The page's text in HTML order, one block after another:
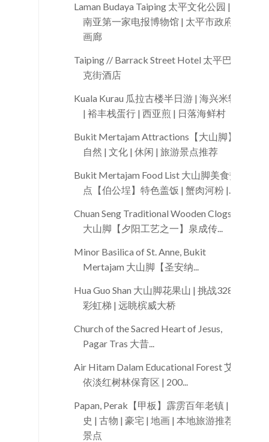
Laman Budaya Taiping 太平文化公园 | 东
南亚第一家电报博物馆 | 太平市政府
画廊
Taiping // Barrack Street Hotel 太平巴拉
克街酒店
Kuala Kurau 瓜拉古楼半日游 | 海兴米较
| 裕丰栈蛋行 | 西亚煎 | 日落海鲜村
Bukit Mertajam Attractions【大山脚】
自然 | 文化 | 休闲 | 旅游景点推荐
Bukit Mertajam Food List 大山脚美食热
点【伯公埕】特色盖饭 | 蟹肉河粉 |...
Chuan Seng Traditional Wooden Clogs
大山脚【夕阳工艺之一】泉成传...
Minor Basilica of St. Anne, Bukit
Mertajam 大山脚【圣安纳...
Hua Guo Shan 大山脚花果山 | 挑战328
彩虹梯 | 远眺槟威大桥
Church of the Sacred Heart of Jesus,
Pagar Tras 大昔...
Air Hitam Dalam Educational Forest 艾
依淡红树林保育区 | 200...
Papan, Perak【甲板】霹雳百年老镇 | 历
史 | 古物 | 豪宅 | 地画 | 本地旅游推荐
景点